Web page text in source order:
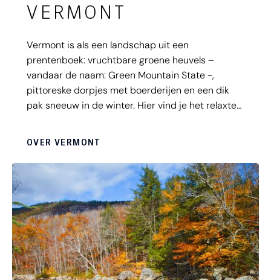
VERMONT
Vermont is als een landschap uit een
prentenboek: vruchtbare groene heuvels –
vandaar de naam: Green Mountain State -,
pittoreske dorpjes met boerderijen en een dik
pak sneeuw in de winter. Hier vind je het relaxte
OVER VERMONT